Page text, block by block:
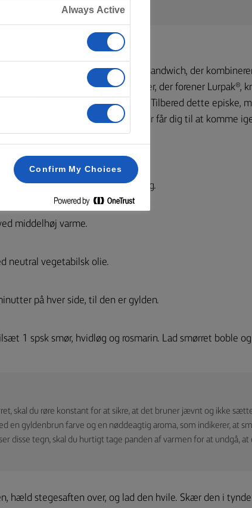
mundvandsfremkaldende steak sandwich, der
Denne sandwich er en vinder, der forener Lurpak®,
skarphed fra friske rucolablade. Tilbered dette episke,
når som helst, med smage der får dig til at komme
20 minutter før tilberedning.
middelhøj varme.
neutral vegetabilsk olie.
på hver side, til den er gylden.
1 spsk smør, hvidløg og rosmarin. Lad smørret boble
skal du røre konstant for at sikre, at det bruner jævnt og ikke
en gyldenbrun farve og en nøddeagtig aroma, som indikerer, at
disse tegn, skal du hurtigt tage panden af varmen for at undgå,
hæld stegesaften over, og lad den hvile. Skær den i
Always Active
Confirm My Choices